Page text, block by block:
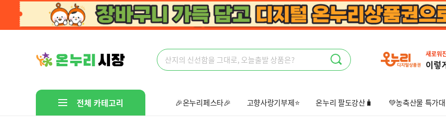
새로워
이렇
전체 카테고리 🎉온누리페스타🎉 고향사랑기부제⭐ 온누리 팔도강산🧳 💚농축산물 특가